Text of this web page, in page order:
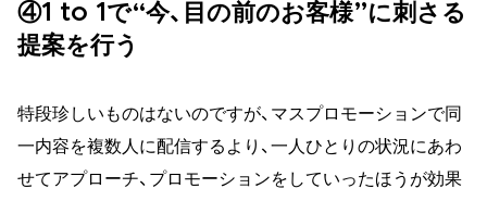
④1 to 1で“今、目の前のお客様”に刺さる
提案を行う
特段珍しいものはないのですが、マスプロモーションで同
一内容を複数人に配信するより、一人ひとりの状況にあわ
せてアプローチ、プロモーションをしていったほうが効果